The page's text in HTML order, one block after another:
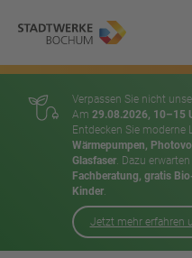
Verpassen Sie nicht
Am 29.08.2026, 10–15
Entdecken Sie
Wärmepumpen,
Glasfaser. Dazu erwarten
Fachberatung, gratis
Kinder.
Jetzt mehr erfahren
Hauptnavigation